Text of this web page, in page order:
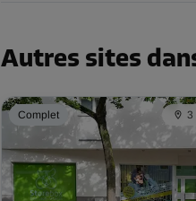
Autres sites
Complet 3